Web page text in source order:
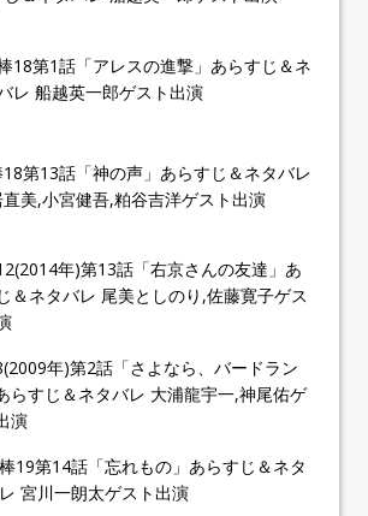
18第1話「アレスの進撃」あらすじ＆ネ
レ 船越英一郎ゲスト出演
第13話「神の声」あらすじ＆ネタバレ
美,小宮健吾,粕谷吉洋ゲスト出演
年)第13話「右京さんの友達」あ
＆ネタバレ 尾美としのり,佐藤寛子ゲス
年)第2話「さよなら、バードラン
らすじ＆ネタバレ 大浦龍宇一,神尾佑ゲ
演
19第14話「忘れもの」あらすじ＆ネタ
宮川一朗太ゲスト出演